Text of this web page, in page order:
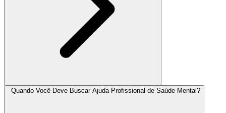
Quando Você Deve Buscar Ajuda Profissional de Saúde Mental?